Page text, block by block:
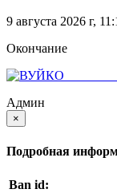
9 августа 2026 г,
Окончание
Админ
×
Подробная
Ban id: